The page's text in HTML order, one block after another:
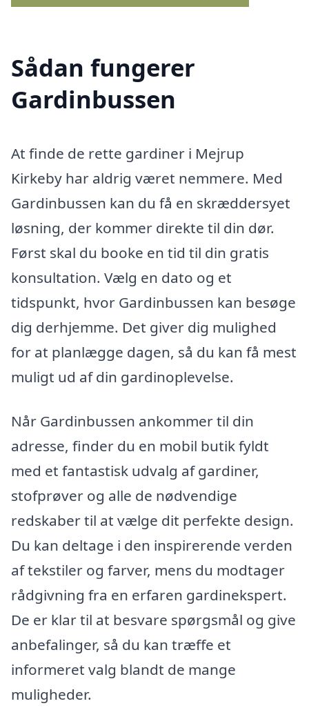
Sådan fungerer
Gardinbussen
At finde de rette gardiner i Mejrup
Kirkeby har aldrig været nemmere. Med
Gardinbussen kan du få en skræddersyet
løsning, der kommer direkte til din dør.
Først skal du booke en tid til din gratis
konsultation. Vælg en dato og et
tidspunkt, hvor Gardinbussen kan besøge
dig derhjemme. Det giver dig mulighed
for at planlægge dagen, så du kan få mest
muligt ud af din gardinoplevelse.
Når Gardinbussen ankommer til din
adresse, finder du en mobil butik fyldt
med et fantastisk udvalg af gardiner,
stofprøver og alle de nødvendige
redskaber til at vælge dit perfekte design.
Du kan deltage i den inspirerende verden
af tekstiler og farver, mens du modtager
rådgivning fra en erfaren gardinekspert.
De er klar til at besvare spørgsmål og give
anbefalinger, så du kan træffe et
informeret valg blandt de mange
muligheder.